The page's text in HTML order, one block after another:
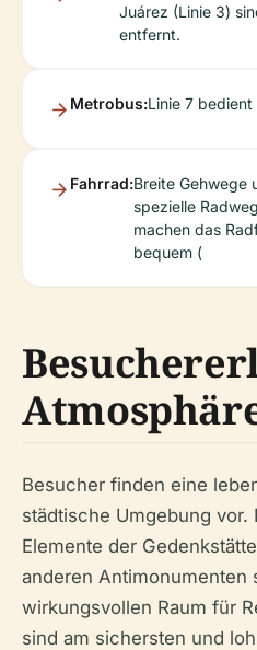
Juárez (Linie 3)
entfernt.
Metrobus:Linie 7
Fahrrad:Breite Gehwege
spezielle
machen das
bequem (
Besucher finden eine
städtische Umgebung vor.
Elemente der
anderen Antimonumenten
wirkungsvollen Raum für
sind am sichersten und